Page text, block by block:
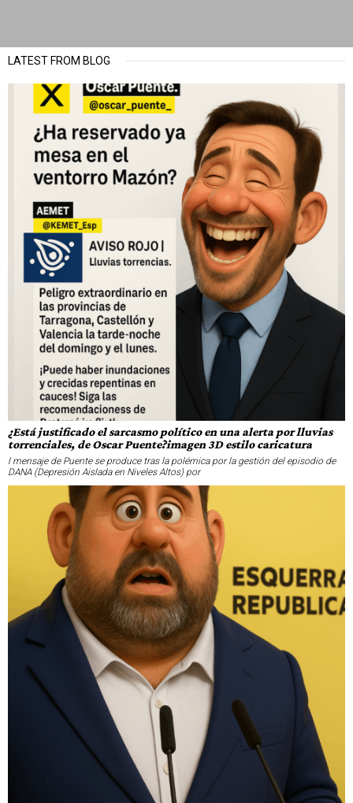
LATEST FROM BLOG
¿Está justificado el sarcasmo político en una alerta por lluvias
torrenciales, de Oscar Puente?imagen 3D estilo caricatura
l mensaje de Puente se produce tras la polémica por la gestión del episodio de
DANA (Depresión Aislada en Niveles Altos) por